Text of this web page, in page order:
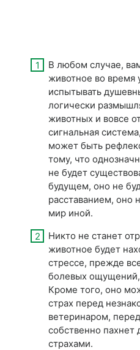
В любом случае,
животное во время
испытывать
логически
животных и вовсе
сигнальная
может быть
тому, что
не будет
будущем, оно не
расставанием, оно
мир иной.
Никто не станет
животное будет
стрессе, прежде
болевых
Кроме того, оно
страх перед
ветеринаром,
собственно
страхами.